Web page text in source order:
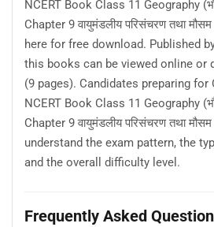
NCERT Book Class 11 Geography
Chapter 9 वायुमंडलीय परिसंचरण तथा
here for free download. Published
this books can be viewed online or
(9 pages). Candidates preparing for
NCERT Book Class 11 Geography
Chapter 9 वायुमंडलीय परिसंचरण तथा मौसम
understand the exam pattern, the
and the overall difficulty level.
Frequently Asked